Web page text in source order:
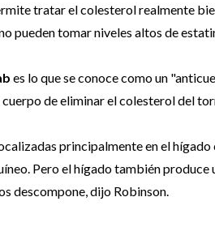
tratar el colesterol realmente
pueden tomar niveles altos de
es lo que se conoce como un
de eliminar el colesterol del
principalmente en el
Pero el hígado también produce
descompone, dijo Robinson.